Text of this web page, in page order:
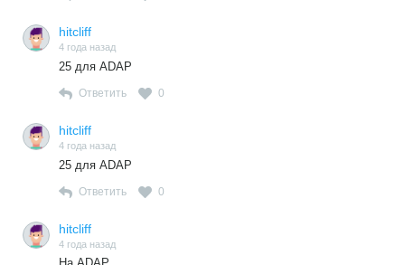
hitcliff
4 года назад
25 для ADAP
Ответить 0
hitcliff
4 года назад
25 для ADAP
Ответить 0
hitcliff
4 года назад